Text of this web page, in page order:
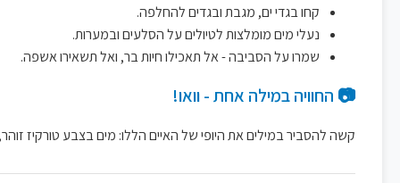
קחו בגדי ים, מגבת ובגדים להחלפה.
נעלי מים מומלצות לטיולים על הסלעים ובמערות.
שמרו על הסביבה - אל תאכילו חיות בר, ואל תשאירו אשפה.
📷 החוויה במילה אחת - וואו!
קשה להסביר במילים את היופי של האיים הללו: מים בצבע טורקיז